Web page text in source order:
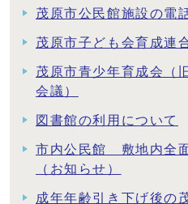
茂原市公民館施設の電
茂原市子ども会育成連
茂原市青少年育成会（
会議）
図書館の利用について
市内公民館 敷地内全
（お知らせ）
成年年齢引き下げ後の